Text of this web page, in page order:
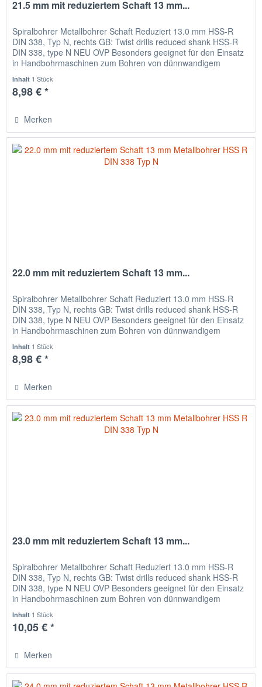
21.5 mm mit reduziertem Schaft 13 mm...
Spiralbohrer Metallbohrer Schaft Reduziert 13.0 mm HSS-R
DIN 338, Typ N, rechts GB: Twist drills reduced shank HSS-R
DIN 338, type N NEU OVP Besonders geeignet für den Einsatz
in Handbohrmaschinen zum Bohren von dünnwandigem
Inhalt 1 Stück
8,98 € *
Merken
22.0 mm mit reduziertem Schaft 13 mm...
Spiralbohrer Metallbohrer Schaft Reduziert 13.0 mm HSS-R
DIN 338, Typ N, rechts GB: Twist drills reduced shank HSS-R
DIN 338, type N NEU OVP Besonders geeignet für den Einsatz
in Handbohrmaschinen zum Bohren von dünnwandigem
Inhalt 1 Stück
8,98 € *
Merken
23.0 mm mit reduziertem Schaft 13 mm...
Spiralbohrer Metallbohrer Schaft Reduziert 13.0 mm HSS-R
DIN 338, Typ N, rechts GB: Twist drills reduced shank HSS-R
DIN 338, type N NEU OVP Besonders geeignet für den Einsatz
in Handbohrmaschinen zum Bohren von dünnwandigem
Inhalt 1 Stück
10,05 € *
Merken